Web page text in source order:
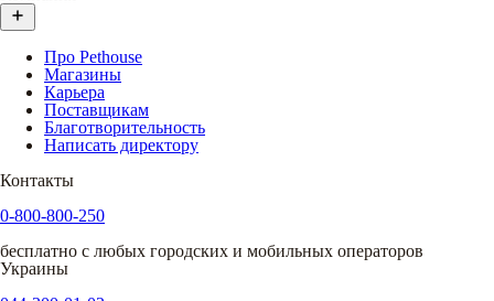
Про Pethouse
Магазины
Карьера
Поставщикам
Благотворительность
Написать директору
Контакты
0-800-800-250
бесплатно с любых городских и мобильных операторов
Украины